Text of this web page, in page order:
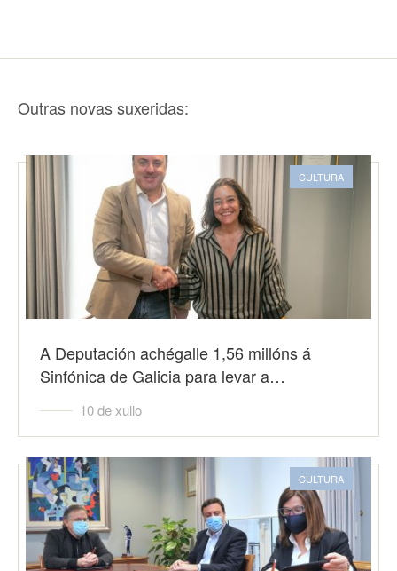
Outras novas suxeridas:
CULTURA
A Deputación achégalle 1,56 millóns á
Sinfónica de Galicia para levar a…
10 de xullo
CULTURA